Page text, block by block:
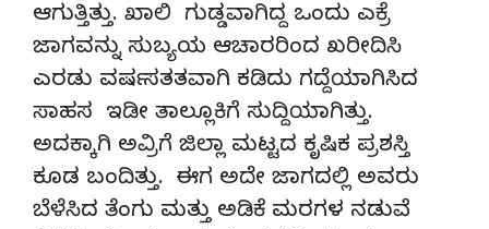
ಆಗುತ್ತಿತ್ತು. ಖಾಲಿ ಗುಡ್ಡವಾಗಿದ್ದ ಒಂದು ಎಕ್ರೆ
ಜಾಗವನ್ನು ಸುಬ್ಯಯ ಆಚಾರರಿಂದ ಖರೀದಿಸಿ
ಎರಡು ವರ್ಷ ಸತತವಾಗಿ ಕಡಿದು ಗದ್ದೆಯಾಗಿಸಿದ
ಸಾಹಸ ಇಡೀ ತಾಲ್ಲೂಕಿಗೆ ಸುದ್ದಿಯಾಗಿತ್ತು.
ಅದಕ್ಕಾಗಿ ಅವ್ರಿಗೆ ಜಿಲ್ಲಾ ಮಟ್ಟದ ಕೃಷಿಕ ಪ್ರಶಸ್ತಿ
ಕೂಡ ಬಂದಿತ್ತು. ಈಗ ಅದೇ ಜಾಗದಲ್ಲಿ ಅವರು
ಬೆಳೆಸಿದ ತೆಂಗು ಮತ್ತು ಅಡಿಕೆ ಮರಗಳ ನಡುವೆ